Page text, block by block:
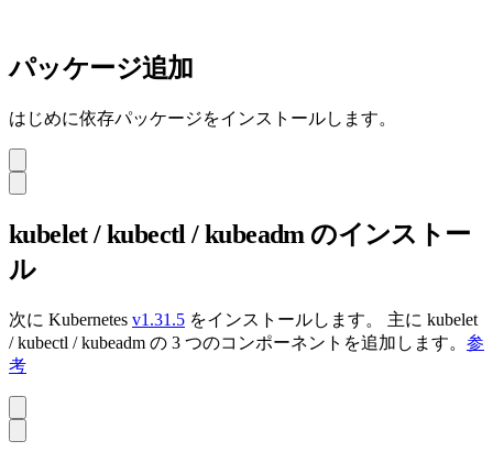
パッケージ追加
はじめに依存パッケージをインストールします。
kubelet / kubectl / kubeadm のインストー
ル
次に Kubernetes v1.31.5 をインストールします。 主に kubelet
/ kubectl / kubeadm の 3 つのコンポーネントを追加します。 参
考